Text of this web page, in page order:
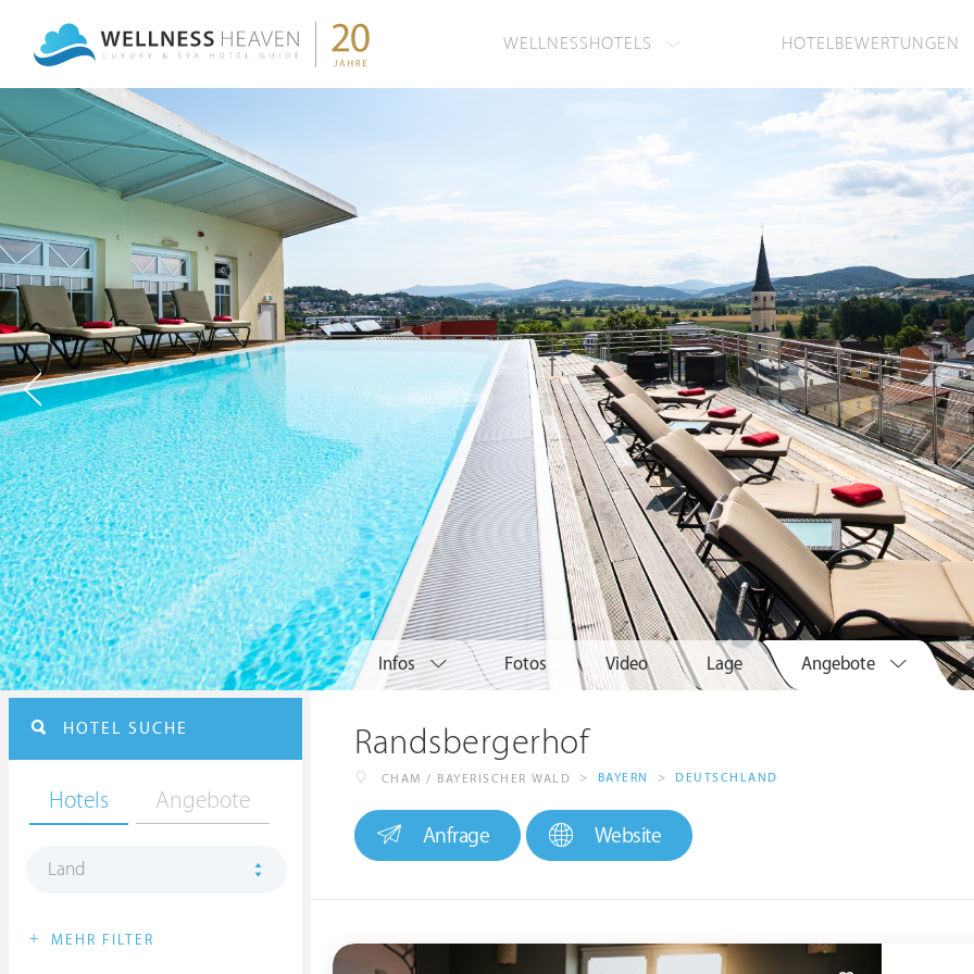
WELLNESSHOTELS HOTELBEWERTUNGEN
Infos Fotos Video Lage Angebote
Randsbergerhof
CHAM / BAYERISCHER WALD > BAYERN > DEUTSCHLAND
Anfrage Website
HOTEL SUCHE
Hotels Angebote
Land
+ MEHR FILTER